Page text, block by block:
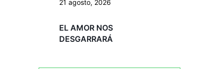
21 agosto, 2026
EL AMOR NOS
DESGARRARÁ